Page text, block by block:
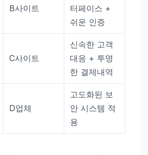
B사이트
터페이스 +
쉬운 인증
C사이트
신속한 고객
대응 + 투명
한 결제내역
D업체
고도화된 보
안 시스템 적
용